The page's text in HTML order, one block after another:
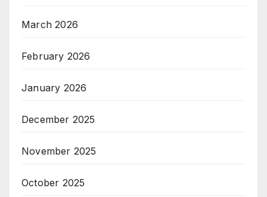
March 2026
February 2026
January 2026
December 2025
November 2025
October 2025